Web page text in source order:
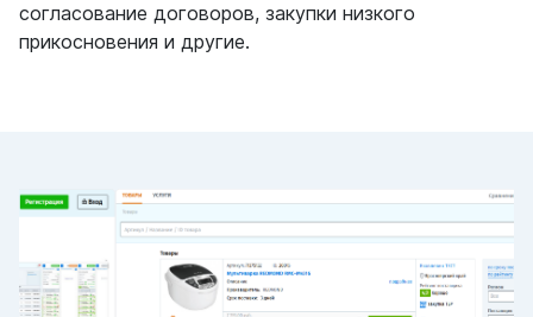
согласование договоров, закупки низкого
прикосновения и другие.